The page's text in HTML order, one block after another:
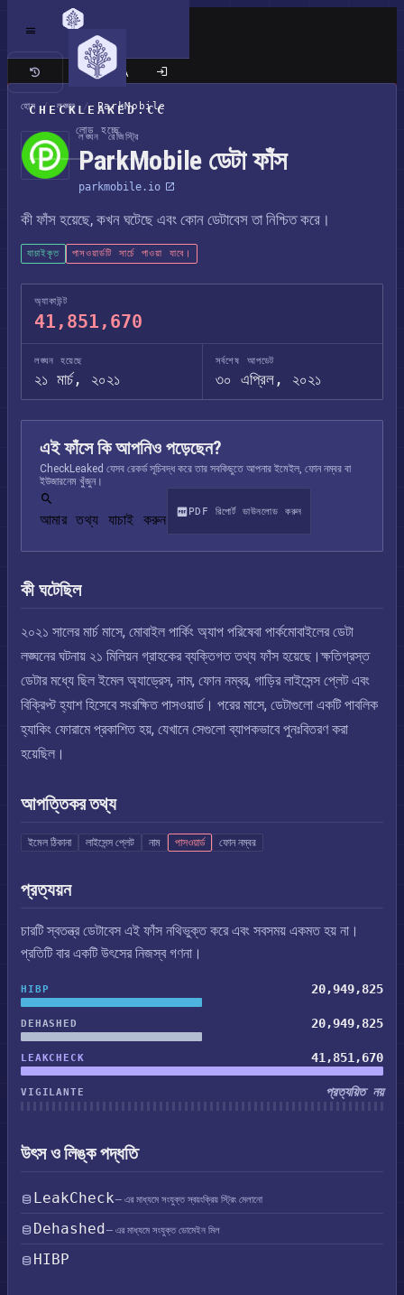
CHECKLEAKED.CC
লোড হচ্ছে
ক্লাসিক সাইট
হোম / লঙ্ঘন / ParkMobile
লঙ্ঘন রেজিস্ট্রি
ParkMobile ডেটা ফাঁস
parkmobile.io
কী ফাঁস হয়েছে, কখন ঘটেছে এবং কোন ডেটাবেস তা নিশ্চিত করে।
যাচাইকৃত পাসওয়ার্ডটি সার্চে পাওয়া যাবে।
অ্যাকাউন্ট
41,851,670
লঙ্ঘন হয়েছে
২১ মার্চ, ২০২১
সর্বশেষ আপডেট
৩০ এপ্রিল, ২০২১
এই ফাঁসে কি আপনিও পড়েছেন?
CheckLeaked যেসব রেকর্ড সূচিবদ্ধ করে তার সবকিছুতে আপনার ইমেইল, ফোন নম্বর বা
ইউজারনেম খুঁজুন।
আমার তথ্য যাচাই করুন PDF রিপোর্ট ডাউনলোড করুন
কী ঘটেছিল
২০২১ সালের মার্চ মাসে, মোবাইল পার্কিং অ্যাপ পরিষেবা পার্কমোবাইলের ডেটা
লঙ্ঘনের ঘটনায় ২১ মিলিয়ন গ্রাহকের ব্যক্তিগত তথ্য ফাঁস হয়েছে।ক্ষতিগ্রস্ত
ডেটার মধ্যে ছিল ইমেল অ্যাড্রেস, নাম, ফোন নম্বর, গাড়ির লাইসেন্স প্লেট এবং
বিক্রিপ্ট হ্যাশ হিসেবে সংরক্ষিত পাসওয়ার্ড। পরের মাসে, ডেটাগুলো একটি পাবলিক
হ্যাকিং ফোরামে প্রকাশিত হয়, যেখানে সেগুলো ব্যাপকভাবে পুনঃবিতরণ করা
হয়েছিল।
আপত্তিকর তথ্য
ইমেল ঠিকানা লাইসেন্স প্লেট নাম পাসওয়ার্ড ফোন নম্বর
প্রত্যয়ন
চারটি স্বতন্ত্র ডেটাবেস এই ফাঁস নথিভুক্ত করে এবং সবসময় একমত হয় না।
প্রতিটি বার একটি উৎসের নিজস্ব গণনা।
HIBP 20,949,825
DEHASHED 20,949,825
LEAKCHECK 41,851,670
VIGILANTE প্রত্যয়িত নয়
উৎস ও লিঙ্ক পদ্ধতি
LeakCheck— এর মাধ্যমে সংযুক্ত স্বয়ংক্রিয় স্ট্রিং মেলানো
Dehashed— এর মাধ্যমে সংযুক্ত ডোমেইন মিল
HIBP